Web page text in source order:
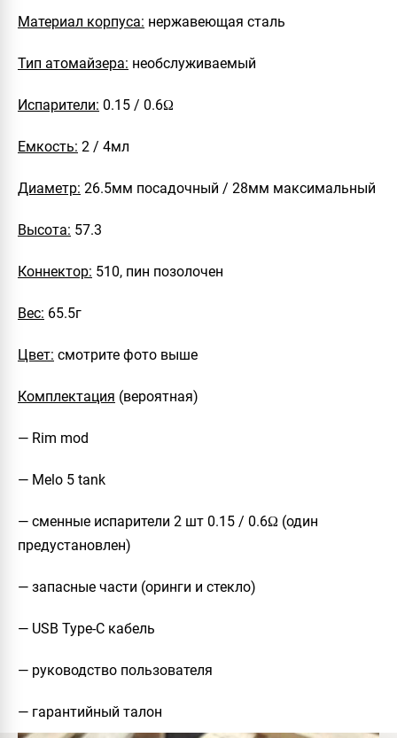
Материал корпуса: нержавеющая сталь
Тип атомайзера: необслуживаемый
Испарители: 0.15 / 0.6Ω
Емкость: 2 / 4мл
Диаметр: 26.5мм посадочный / 28мм максимальный
Высота: 57.3
Коннектор: 510, пин позолочен
Вес: 65.5г
Цвет: смотрите фото выше
Комплектация (вероятная)
— Rim mod
— Melo 5 tank
— сменные испарители 2 шт 0.15 / 0.6Ω (один
предустановлен)
— запасные части (оринги и стекло)
— USB Type-C кабель
— руководство пользователя
— гарантийный талон